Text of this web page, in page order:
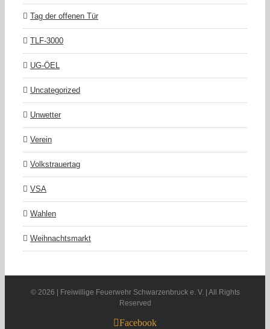
Tag der offenen Tür
TLF-3000
UG-ÖEL
Uncategorized
Unwetter
Verein
Volkstrauertag
VSA
Wahlen
Weihnachtsmarkt
© 2026 | Freiwillige Feuerwehr Schwarzenbruck e. V. | All Rights
Reserved
Facebook